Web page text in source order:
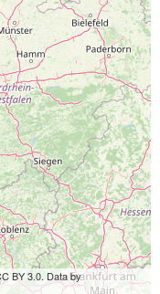
BY 3.0. Data by